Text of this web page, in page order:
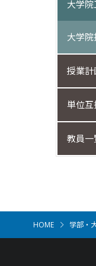
大学
大学
授業計
単位
教員一
HOME 学部・